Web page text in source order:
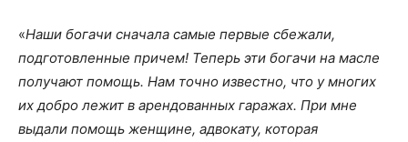
«Наши богачи сначала самые первые сбежали,
подготовленные причем! Теперь эти богачи на масле
получают помощь. Нам точно известно, что у многих
их добро лежит в арендованных гаражах. При мне
выдали помощь женщине, адвокату, которая